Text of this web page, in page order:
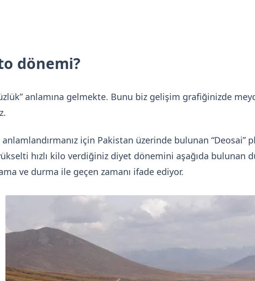
dönemi?
anlamına gelmekte. Bunu biz gelişim grafiğinizde
için Pakistan üzerinde bulunan “Deosai”
hızlı kilo verdiğiniz diyet dönemini aşağıda bulunan
ve durma ile geçen zamanı ifade ediyor.